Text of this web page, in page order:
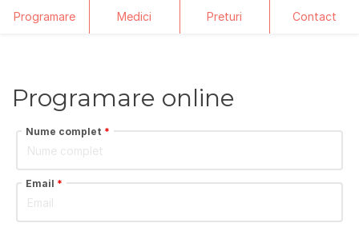
content
Programare Medici Preturi Contact
Programare online
Nume complet *
Email *